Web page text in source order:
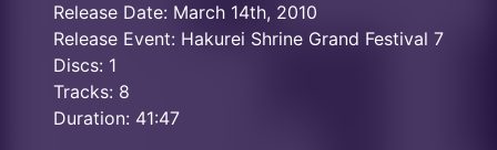
Release Date: March 14th, 2010
Release Event: Hakurei Shrine Grand Festival 7
Discs: 1
Tracks: 8
Duration: 41:47